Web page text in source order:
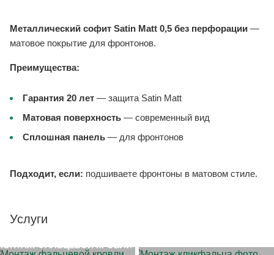
Металлический софит Satin Matt 0,5 без перфорации —
матовое покрытие для фронтонов.
Преимущества:
Гарантия 20 лет — защита Satin Matt
Матовая поверхность — современный вид
Сплошная панель — для фронтонов
Подходит, если: подшиваете фронтоны в матовом стиле.
Услуги
ФАЛЬЦЕВОЙ КРОВЛИ